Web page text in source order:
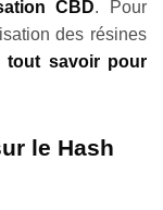
CBD. Pour
des résines
tout savoir pour
le Hash